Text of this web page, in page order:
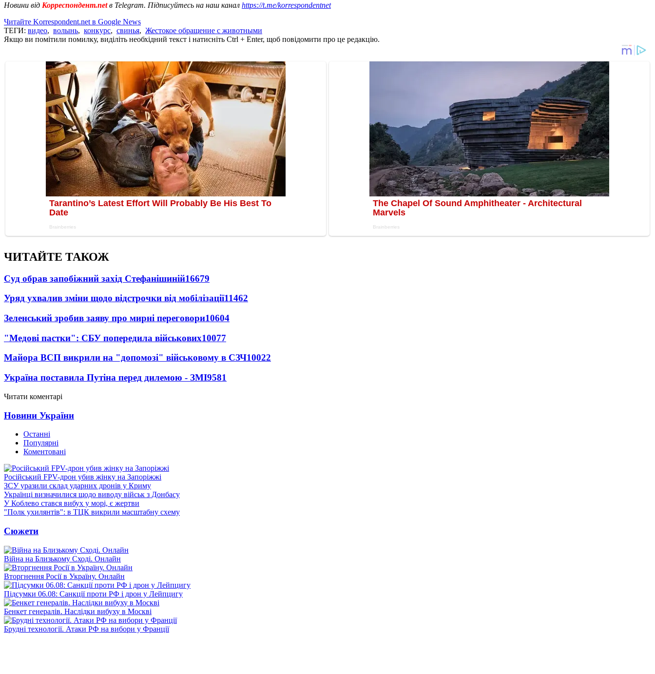
Новини від Корреспондент.netв Telegram. Підписуйтесь на наш канал https://t.me/korrespondentnet
Читайте Korrespondent.net в Google News
ТЕГИ: видео, волынь, конкурс, свинья, Жестокое обращение с животными
Якщо ви помітили помилку, виділіть необхідний текст і натисніть Ctrl + Enter, щоб повідомити про це редакцію.
ЧИТАЙТЕ ТАКОЖ
Суд обрав запобіжний захід Стефанішиній16679
Уряд ухвалив зміни щодо відстрочки від мобілізації11462
Зеленський зробив заяву про мирні переговори10604
"Медові пастки": СБУ попередила військових10077
Майора ВСП викрили на "допомозі" військовому в СЗЧ10022
Україна поставила Путіна перед дилемою - ЗМІ9581
Читати коментарі
Новини України
Останні
Популярні
Коментовані
Російський FPV-дрон убив жінку на Запоріжжі
ЗСУ уразили склад ударних дронів у Криму
Українці визначилися щодо виводу військ з Донбасу
У Коблево стався вибух у морі, є жертви
"Полк ухилянтів": в ТЦК викрили масштабну схему
Сюжети
Війна на Близькому Сході. Онлайн
Вторгнення Росії в Україну. Онлайн
Підсумки 06.08: Санкції проти РФ і дрон у Лейпцигу
Бенкет генералів. Наслідки вибуху в Москві
Брудні технології. Атаки РФ на вибори у Франції